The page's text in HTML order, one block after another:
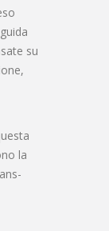
su
la